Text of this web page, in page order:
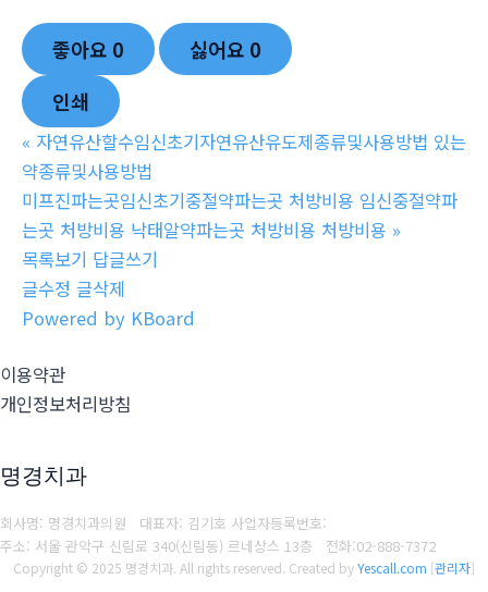
좋아요 0 싫어요 0
인쇄
« 자연유산할수임신초기자연유산유도제종류및사용방법 있는
약종류및사용방법
미프진파는곳임신초기중절약파는곳 처방비용 임신중절약파
는곳 처방비용 낙태알약파는곳 처방비용 처방비용 »
목록보기 답글쓰기
글수정 글삭제
Powered by KBoard
이용약관
개인정보처리방침
명경치과
회사명: 명경치과의원 대표자: 김기호 사업자등록번호:
주소: 서울 관악구 신림로 340(신림동) 르네상스 13층 전화:02-888-7372
Copyright © 2025 명경치과. All rights reserved. Created byYescall.com [관리자]